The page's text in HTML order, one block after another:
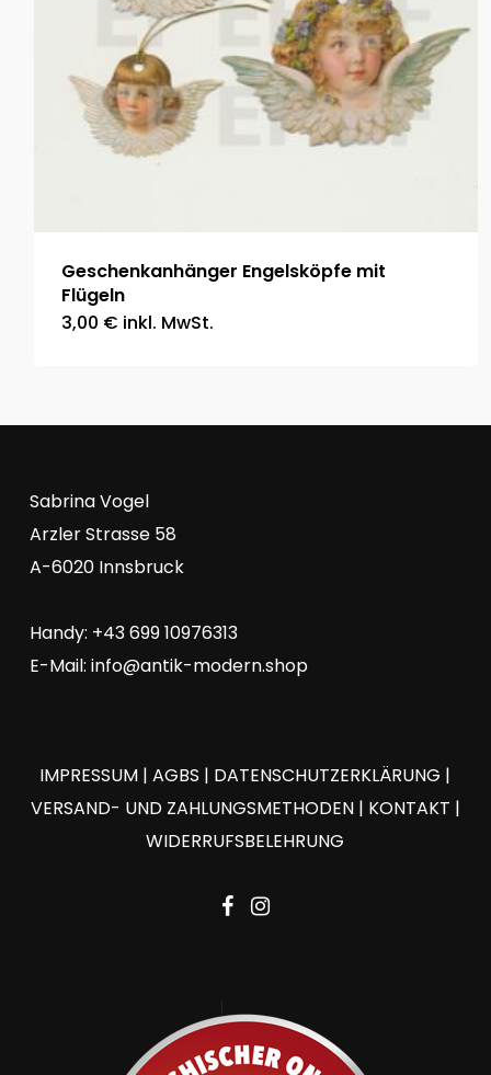
Geschenkanhänger Engelsköpfe mit
Flügeln
3,00 € inkl. MwSt.
Sabrina Vogel
Arzler Strasse 58
A-6020 Innsbruck
Handy: +43 699 10976313
E-Mail: info@antik-modern.shop
IMPRESSUM |AGBS | DATENSCHUTZERKLÄRUNG |
VERSAND- UND ZAHLUNGSMETHODEN| KONTAKT |
WIDERRUFSBELEHRUNG
facebook
instagram